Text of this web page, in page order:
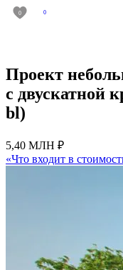
0 0
Проект
с двускатной
bl)
5,40 МЛН ₽
«Что входит в